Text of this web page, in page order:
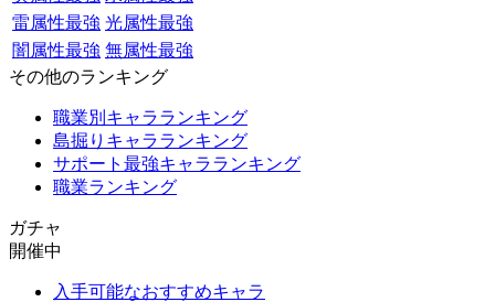
雷属性最強 光属性最強
闇属性最強 無属性最強
その他のランキング
職業別キャラランキング
島掘りキャラランキング
サポート最強キャラランキング
職業ランキング
ガチャ
開催中
入手可能なおすすめキャラ